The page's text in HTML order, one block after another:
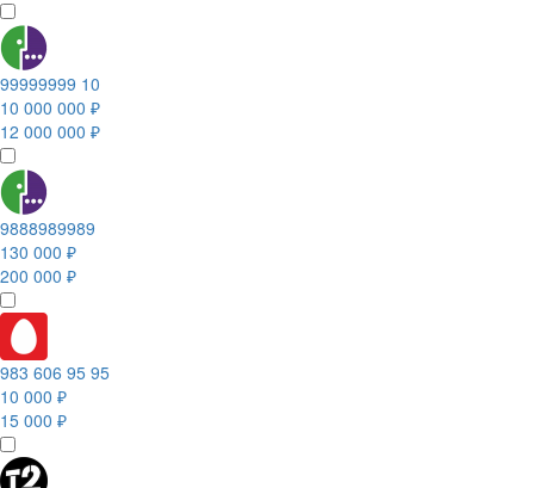
99999999 10
10 000 000 ₽
12 000 000 ₽
9888989989
130 000 ₽
200 000 ₽
983 606 95 95
10 000 ₽
15 000 ₽